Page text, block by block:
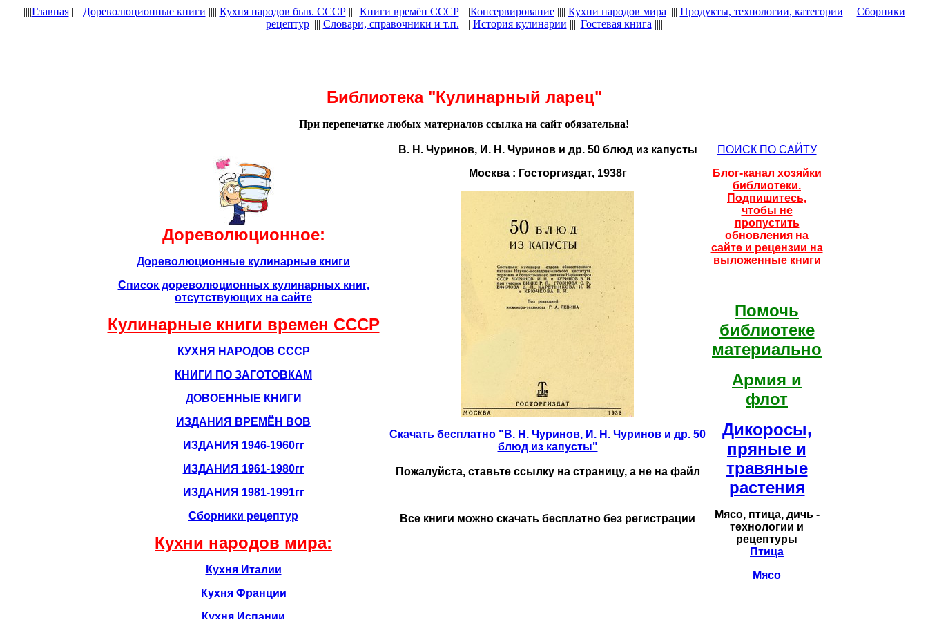
||||Главная|||| Дореволюционные книги |||| Кухня народов быв. СССР|||| Книги времён СССР||||Консервирование|||| Кухни народов мира |||| Продукты, технологии, категории |||| Сборники
рецептур|||| Словари, справочники и т.п. |||| История кулинарии |||| Гостевая книга ||||
Библиотека "Кулинарный ларец"
При перепечатке любых материалов ссылка на сайт обязательна!
Дореволюционное:
Дореволюционные кулинарные книги
Список дореволюционных кулинарных книг,
отсутствующих на сайте
Кулинарные книги времен CCCР
КУХНЯ НАРОДОВ СССР
КНИГИ ПО ЗАГОТОВКАМ
ДОВОЕННЫЕ КНИГИ
ИЗДАНИЯ ВРЕМЁН ВОВ
ИЗДАНИЯ 1946-1960гг
ИЗДАНИЯ 1961-1980гг
ИЗДАНИЯ 1981-1991гг
Сборники рецептур
Кухни народов мира:
Кухня Италии
Кухня Франции
Кухня Испании
В. Н. Чуринов, И. Н. Чуринов и др. 50 блюд из капусты
Москва : Госторгиздат, 1938г
Скачать бесплатно "В. Н. Чуринов, И. Н. Чуринов и др. 50
блюд из капусты"
Пожалуйста, ставьте ссылку на страницу, а не на файл
Все книги можно скачать бесплатно без регистрации
ПОИСК ПО САЙТУ
Блог-канал хозяйки
библиотеки.
Подпишитесь,
чтобы не
пропустить
обновления на
сайте и рецензии на
выложенные книги
Помочь
библиотеке
материально
Армия и
флот
Дикоросы,
пряные и
травяные
растения
Мясо, птица, дичь -
технологии и
рецептуры
Птица
Мясо